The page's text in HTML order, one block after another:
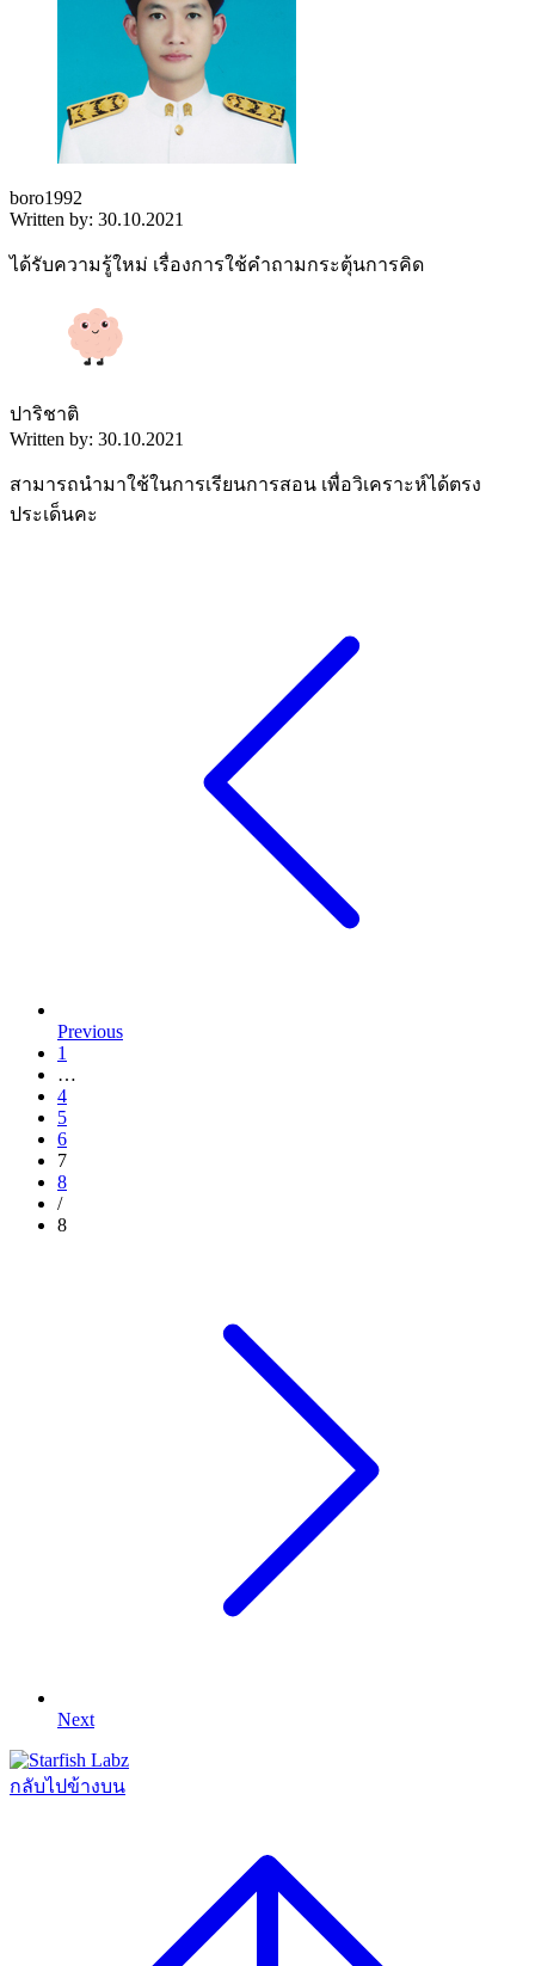
boro1992
Written by: 30.10.2021
ได้รับความรู้ใหม่ เรื่องการใช้คำถามกระตุ้นการคิด
ปาริชาติ
Written by: 30.10.2021
สามารถนำมาใช้ในการเรียนการสอน เพื่อวิเคราะห์ได้ตรง
ประเด็นคะ
Previous
1
…
4
5
6
7
8
/
8
Next
กลับไปข้างบน